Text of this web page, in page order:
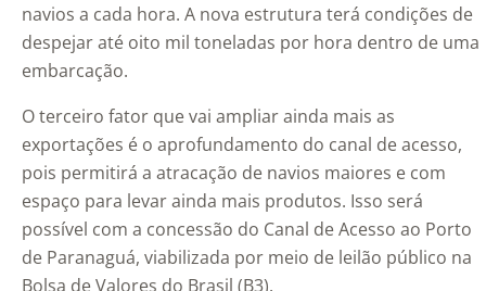
navios a cada hora. A nova estrutura terá condições de
despejar até oito mil toneladas por hora dentro de uma
embarcação.
O terceiro fator que vai ampliar ainda mais as
exportações é o aprofundamento do canal de acesso,
pois permitirá a atracação de navios maiores e com
espaço para levar ainda mais produtos. Isso será
possível com a concessão do Canal de Acesso ao Porto
de Paranaguá, viabilizada por meio de leilão público na
Bolsa de Valores do Brasil (B3).